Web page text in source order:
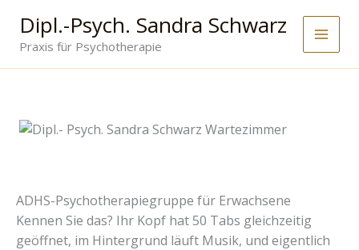
Inhalt
springen
Dipl.-Psych. Sandra Schwarz
Praxis für Psychotherapie
ADHS-Psychotherapiegruppe für Erwachsene
Kennen Sie das? Ihr Kopf hat 50 Tabs gleichzeitig
geöffnet, im Hintergrund läuft Musik, und eigentlich